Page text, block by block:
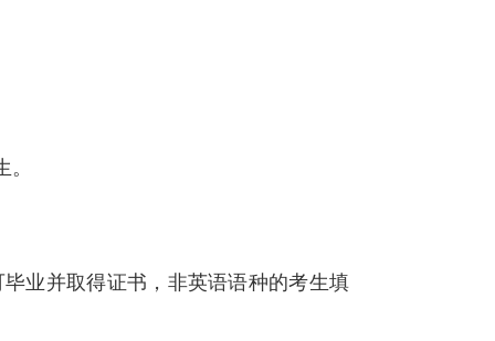
业并取得证书，非英语语种的考生填